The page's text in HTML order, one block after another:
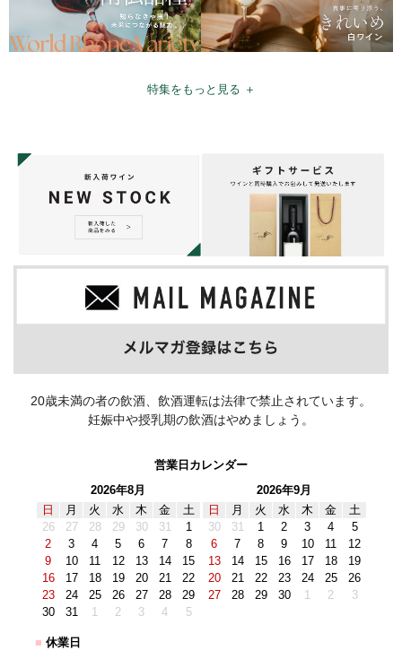
特集をもっと見る ＋
20歳未満の者の飲酒、飲酒運転は法律で禁止されています。
妊娠中や授乳期の飲酒はやめましょう。
営業日カレンダー
2026年8月
日
月 火 水 木 金
土
26
27 28 29 30 31
1
2
3 4 5 6 7
8
9
10 11 12 13 14
15
16
17 18 19 20 21
22
23
24 25 26 27 28
29
30
31 1 2 3 4 5
2026年9月
日
月 火 水 木 金
土
30
31 1 2 3 4
5
6
7 8 9 10 11
12
13
14 15 16 17 18
19
20
21 22 23 24 25
26
27
28 29 30 1 2 3
■ 休業日